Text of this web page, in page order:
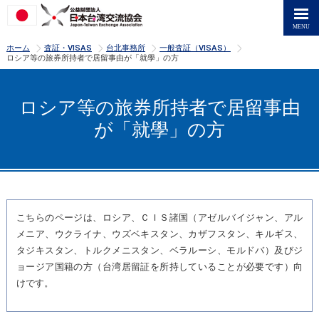
ホーム >
査証・VISAS >
台北事務所 >
一般査証（VISAS）
ロシア等の旅券所持者で居留事由が「就學」の方
ロシア等の旅券所持者で居留事由
が「就學」の方
こちらのページは、ロシア、ＣＩＳ諸国（アゼルバイジャン、アル
メニア、ウクライナ、ウズベキスタン、カザフスタン、キルギス、
タジキスタン、トルクメニスタン、ベラルーシ、モルドバ）及びジ
ョージア国籍の方（台湾居留証を所持していることが必要です）向
けです。